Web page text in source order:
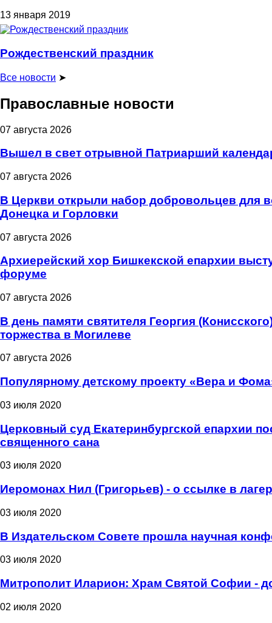
13 января 2019
Рождественский праздник
Все новости ➤
Православные новости
07 августа 2026
Вышел в свет отрывной Патриарший
07 августа 2026
В Церкви открыли набор добровольцев для
Донецка и Горловки
07 августа 2026
Архиерейский хор Бишкекской епархии
форуме
07 августа 2026
В день памяти святителя Георгия
торжества в Могилеве
07 августа 2026
Популярному детскому проекту «Вера и
03 июля 2020
Церковный суд Екатеринбургской епархии
священного сана
03 июля 2020
Иеромонах Нил (Григорьев) - о ссылке в
03 июля 2020
В Издательском Совете прошла научная
03 июля 2020
Митрополит Иларион: Храм Святой Софии -
02 июля 2020